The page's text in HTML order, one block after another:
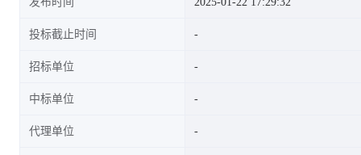
投标截止时间
招标单位
中标单位
代理单位